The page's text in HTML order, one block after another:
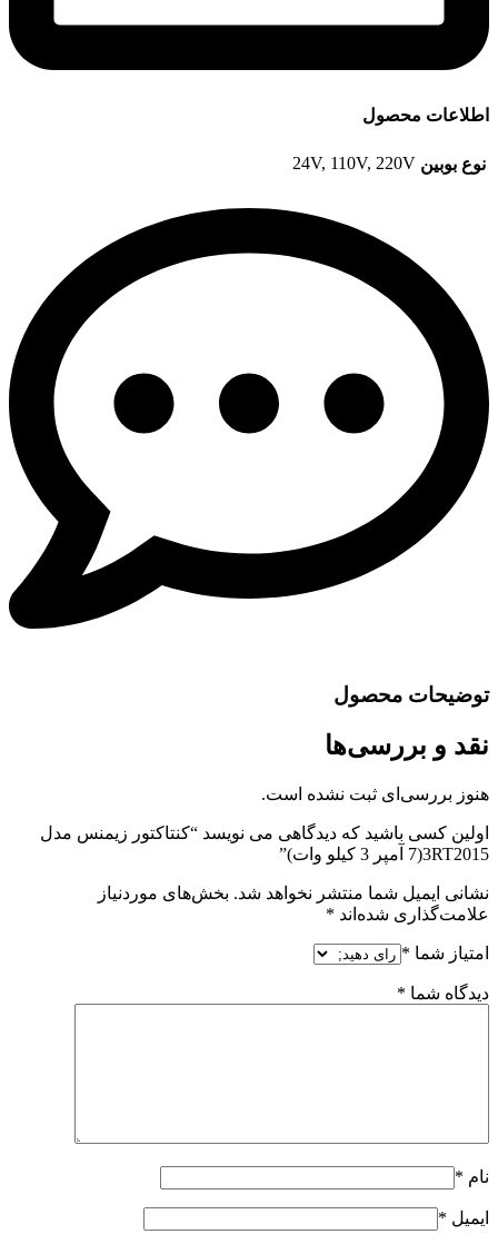
اطلاعات محصول
نوع بوبین 24V, 110V, 220V
توضیحات محصول
نقد و بررسی‌ها
هنوز بررسی‌ای ثبت نشده است.
اولین کسی باشید که دیدگاهی می نویسد “کنتاکتور زیمنس مدل
3RT2015(7 آمپر 3 کیلو وات)”
نشانی ایمیل شما منتشر نخواهد شد. بخش‌های موردنیاز
علامت‌گذاری شده‌اند *
امتیاز شما *
دیدگاه شما *
نام *
ایمیل *